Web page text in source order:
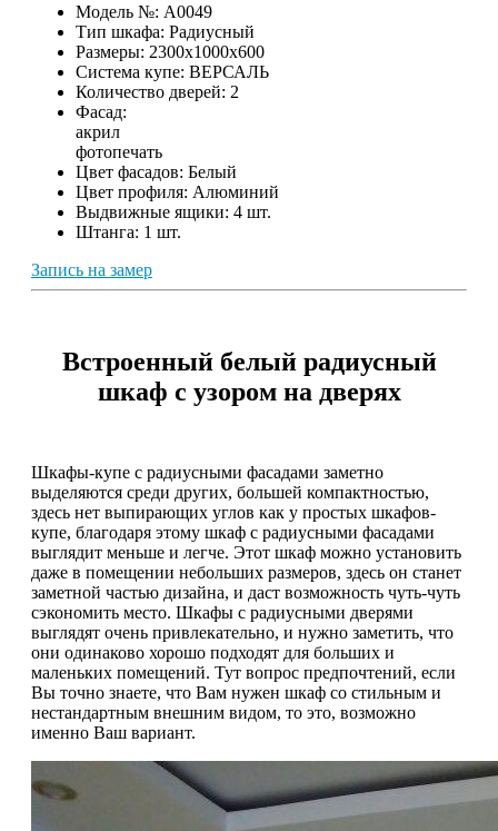
Модель №: A0049
Тип шкафа: Радиусный
Размеры: 2300х1000х600
Система купе: ВЕРСАЛЬ
Количество дверей: 2
Фасад:
акрил
фотопечать
Цвет фасадов: Белый
Цвет профиля: Алюминий
Выдвижные ящики: 4 шт.
Штанга: 1 шт.
Запись на замер
Встроенный белый радиусный
шкаф с узором на дверях
Шкафы-купе с радиусными фасадами заметно
выделяются среди других, большей компактностью,
здесь нет выпирающих углов как у простых шкафов-
купе, благодаря этому шкаф с радиусными фасадами
выглядит меньше и легче. Этот шкаф можно установить
даже в помещении небольших размеров, здесь он станет
заметной частью дизайна, и даст возможность чуть-чуть
сэкономить место. Шкафы с радиусными дверями
выглядят очень привлекательно, и нужно заметить, что
они одинаково хорошо подходят для больших и
маленьких помещений. Тут вопрос предпочтений, если
Вы точно знаете, что Вам нужен шкаф со стильным и
нестандартным внешним видом, то это, возможно
именно Ваш вариант.